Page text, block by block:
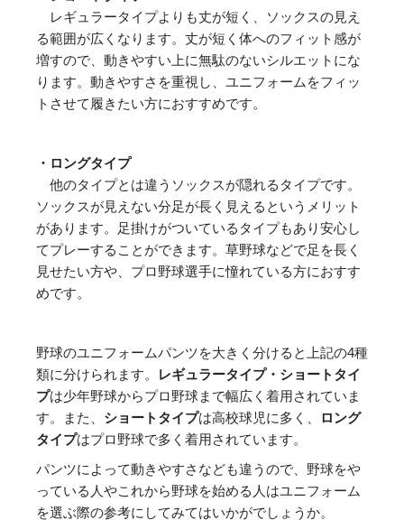
レギュラータイプよりも丈が短く、ソックスの見え
る範囲が広くなります。丈が短く体へのフィット感が
増すので、動きやすい上に無駄のないシルエットにな
ります。動きやすさを重視し、ユニフォームをフィッ
トさせて履きたい方におすすめです。
・ロングタイプ
他のタイプとは違うソックスが隠れるタイプです。
ソックスが見えない分足が長く見えるというメリット
があります。足掛けがついているタイプもあり安心し
てプレーすることができます。草野球などで足を長く
見せたい方や、プロ野球選手に憧れている方におすす
めです。
野球のユニフォームパンツを大きく分けると上記の4種
類に分けられます。
レギュラータイプ・ショートタイ
プは少年野球からプロ野球まで幅広く着用されていま
す。また、 ショートタイプは高校球児に多く、
ロング
タイプはプロ野球で多く着用されています。
パンツによって動きやすさなども違うので、野球をや
っている人やこれから野球を始める人はユニフォーム
を選ぶ際の参考にしてみてはいかがでしょうか。